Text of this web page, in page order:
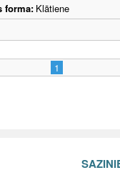
forma: Klātiene
1